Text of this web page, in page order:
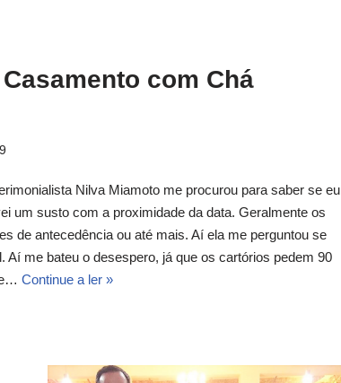
com Chá
Nilva Miamoto me procurou para saber se eu
um susto com a proximidade da data. Geralmente os
de antecedência ou até mais. Aí ela me perguntou se
Aí me bateu o desespero, já que os cartórios pedem 90
Continue a ler »